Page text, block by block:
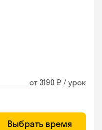
от 3190 ₽ / урок
Выбрать время